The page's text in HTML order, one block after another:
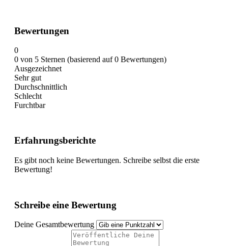
Bewertungen
0
0 von 5 Sternen (basierend auf 0 Bewertungen)
Ausgezeichnet
Sehr gut
Durchschnittlich
Schlecht
Furchtbar
Erfahrungsberichte
Es gibt noch keine Bewertungen. Schreibe selbst die erste
Bewertung!
Schreibe eine Bewertung
Deine Gesamtbewertung